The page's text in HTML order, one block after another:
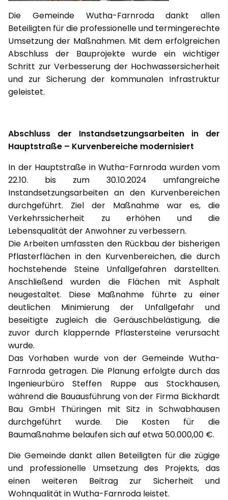
Die Gemeinde Wutha-Farnroda dankt allen
Beteiligten für die professionelle und termingerechte
Umsetzung der Maßnahmen. Mit dem erfolgreichen
Abschluss der Bauprojekte wurde ein wichtiger
Schritt zur Verbesserung der Hochwassersicherheit
und zur Sicherung der kommunalen Infrastruktur
geleistet.
Abschluss der Instandsetzungsarbeiten in der
Hauptstraße – Kurvenbereiche modernisiert
In der Hauptstraße in Wutha-Farnroda wurden vom
22.10. bis zum 30.10.2024 umfangreiche
Instandsetzungsarbeiten an den Kurvenbereichen
durchgeführt. Ziel der Maßnahme war es, die
Verkehrssicherheit zu erhöhen und die
Lebensqualität der Anwohner zu verbessern.
Die Arbeiten umfassten den Rückbau der bisherigen
Pflasterflächen in den Kurvenbereichen, die durch
hochstehende Steine Unfallgefahren darstellten.
Anschließend wurden die Flächen mit Asphalt
neugestaltet. Diese Maßnahme führte zu einer
deutlichen Minimierung der Unfallgefahr und
beseitigte zugleich die Geräuschbelästigung, die
zuvor durch klappernde Pflastersteine verursacht
wurde.
Das Vorhaben wurde von der Gemeinde Wutha-
Farnroda getragen. Die Planung erfolgte durch das
Ingenieurbüro Steffen Ruppe aus Stockhausen,
während die Bauausführung von der Firma Bickhardt
Bau GmbH Thüringen mit Sitz in Schwabhausen
durchgeführt wurde. Die Kosten für die
Baumaßnahme belaufen sich auf etwa 50.000,00 €.
Die Gemeinde dankt allen Beteiligten für die zügige
und professionelle Umsetzung des Projekts, das
einen weiteren Beitrag zur Sicherheit und
Wohnqualität in Wutha-Farnroda leistet.